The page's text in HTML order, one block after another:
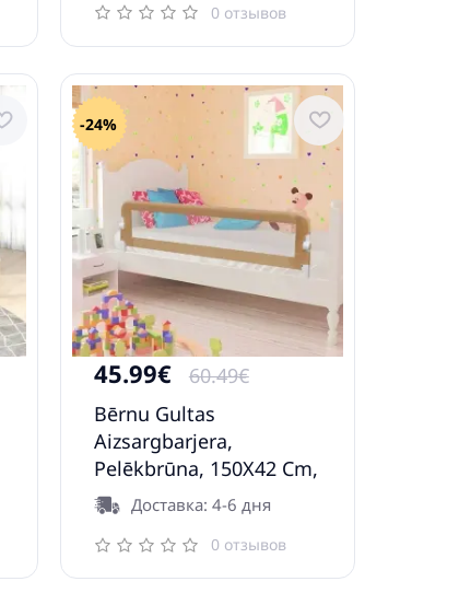
0 отзывов
-24%
45.99€
60.49€
Bērnu Gultas
Aizsargbarjera,
Pelēkbrūna, 150X42 Cm,
Poliesters Vidaxl
Доставка: 4-6 дня
0 отзывов